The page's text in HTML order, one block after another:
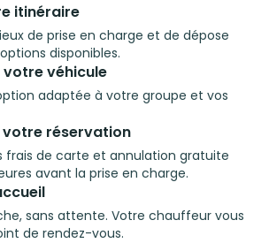
itinéraire
de prise en charge et de dépose
disponibles.
votre véhicule
adaptée à votre groupe et vos
réservation
frais de carte et annulation gratuite
avant la prise en charge.
sans attente. Votre chauffeur vous
de rendez-vous.